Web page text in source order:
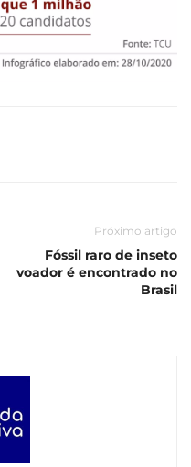
Próximo artigo
Fóssil raro de inseto
voador é encontrado no
Brasil